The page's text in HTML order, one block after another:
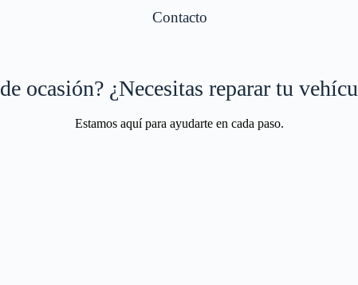
Contacto
ocasión? ¿Necesitas reparar tu
Estamos aquí para ayudarte en cada paso.